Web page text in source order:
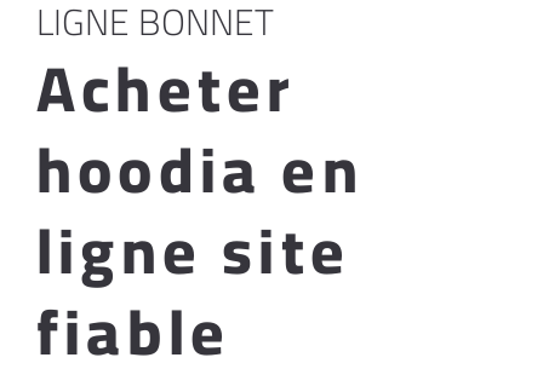
LIGNE BONNET
Acheter
hoodia en
ligne site
fiable